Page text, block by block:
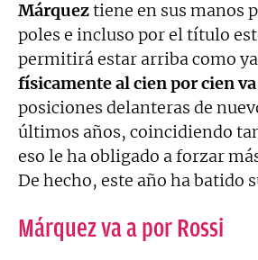
Márqueztiene en sus manos
poles e incluso por el título
permitirá estar arriba como
físicamente al cien por cien
posiciones delanteras de
últimos años, coincidiendo
eso le ha obligado a forzar
De hecho, este año ha batido
Márquez va a por Rossi